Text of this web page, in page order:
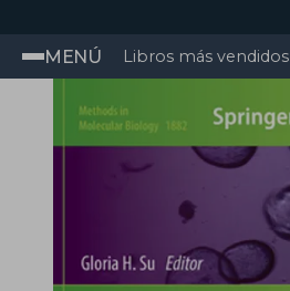
MENÚ Libros más vendidos